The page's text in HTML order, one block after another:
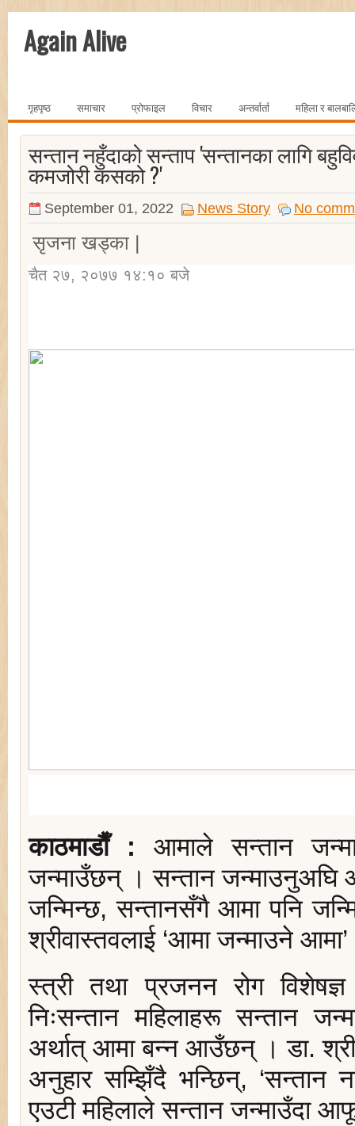
Again Alive
गृहपृष्ठ समाचार प्रोफाइल विचार अन्तर्वार्ता महिला र
सन्तान नहुँदाको सन्ताप 'सन्तानका लागि
कमजोरी कसको ?'
September 01, 2022 News Story No
सृजना खड्का |
चैत २७, २०७७ १४:१० बजे
काठमाडाैँ :आमाले सन्तान
जन्माउँछन् । सन्तान जन्माउनुअघि
जन्मिन्छ, सन्तानसँगै आमा पनि
श्रीवास्तवलाई ‘आमा जन्माउने
स्त्री तथा प्रजनन रोग
निःसन्तान महिलाहरू सन्तान
अर्थात् आमा बन्न आउँछन् । डा.
अनुहार सम्झिँदै भन्छिन्, ‘सन्तान
एउटी महिलाले सन्तान जन्माउँदा